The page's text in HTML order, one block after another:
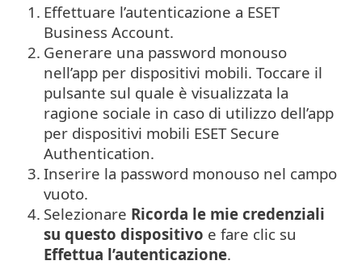
1. Effettuare l’autenticazione a ESET
Business Account.
2. Generare una password monouso
nell’app per dispositivi mobili. Toccare il
pulsante sul quale è visualizzata la
ragione sociale in caso di utilizzo dell’app
per dispositivi mobili ESET Secure
Authentication.
3. Inserire la password monouso nel campo
vuoto.
4. Selezionare Ricorda le mie credenziali
su questo dispositivo e fare clic su
Effettua l’autenticazione.